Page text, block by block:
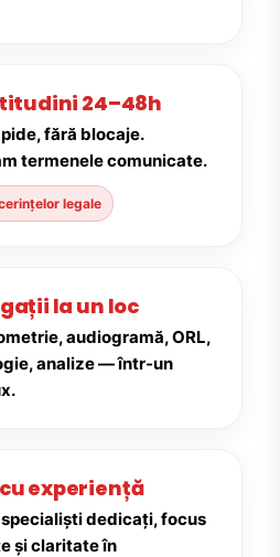
24–48h
fără blocaje.
termenele comunicate.
legale
la un loc
audiogramă, ORL,
analize — într-un
experiență
dedicați, focus
și claritate în